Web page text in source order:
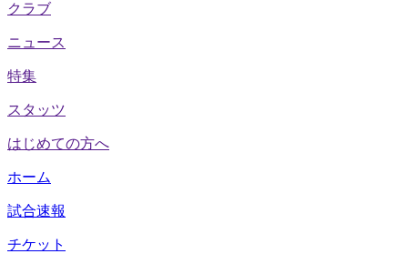
クラブ
ニュース
特集
スタッツ
はじめての方へ
ホーム
試合速報
チケット